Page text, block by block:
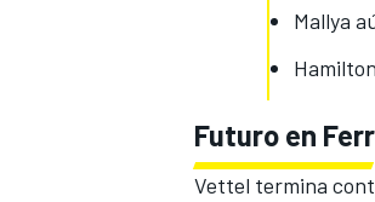
Mallya
Futuro en
Vettel termina